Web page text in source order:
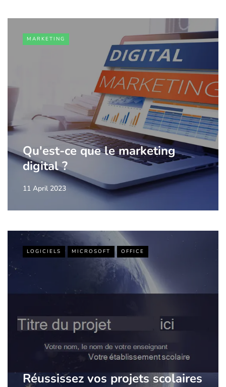
MARKETING
Qu'est-ce que le marketing
digital ?
11 April 2023
LOGICIELS MICROSOFT OFFICE
Réussissez vos projets scolaires